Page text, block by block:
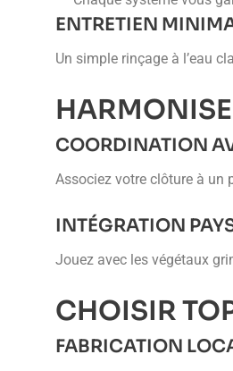
ENTRETIEN
Un simple rinçage à l’eau
COORDINATION
Associez votre clôture à un
INTÉGRATION
Jouez avec les végétaux
CHOISIR
FABRICATION